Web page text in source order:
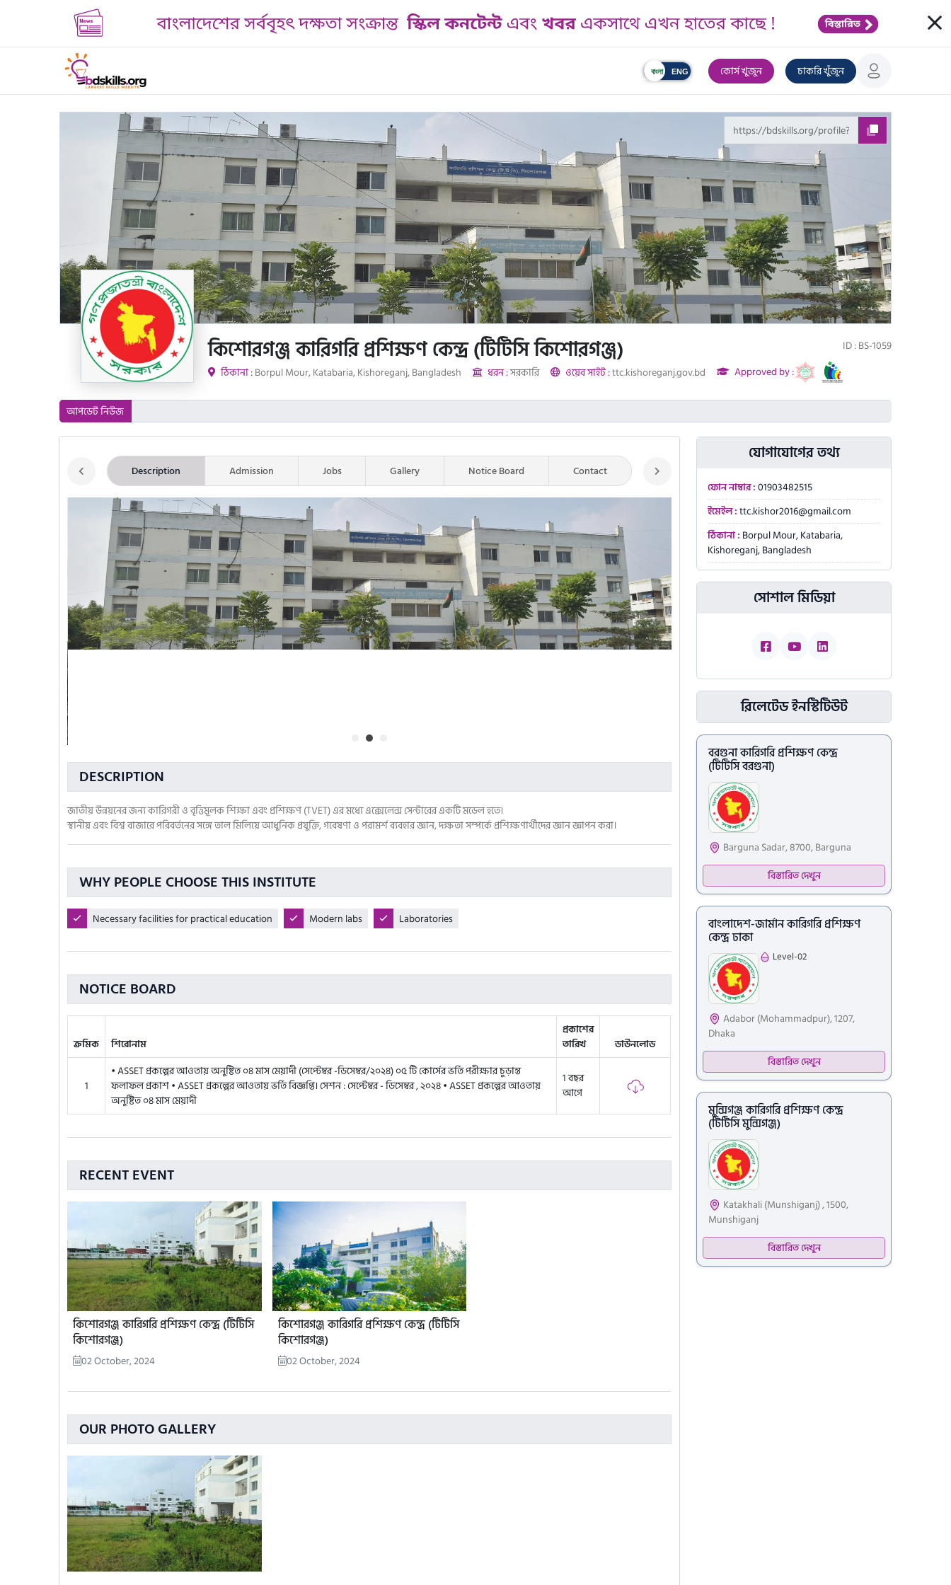
বাংলা ENG কোর্স খুজুন চাকরি খুঁজুন
কিশোরগঞ্জ কারিগরি প্রশিক্ষণ কেন্দ্র (টিটিসি কিশোরগঞ্জ)
ID : BS-1059
ঠিকানা :Borpul Mour, Katabaria, Kishoreganj, Bangladesh ধরন :সরকারি ওয়েব সাইট :ttc.kishoreganj.gov.bd Approved by :
আপডেট নিউজ
Description Admission Jobs Gallery Notice Board Contact
DESCRIPTION
জাতীয় উন্নয়নের জন্য কারিগরী ও বৃত্তিমূলক শিক্ষা এবং প্রশিক্ষণ (TVET) এর মধ্যে এক্সেলেন্স সেন্টারের একটি মডেল হতে।
স্থানীয় এবং বিশ্ব বাজারে পরিবর্তনের সঙ্গে তাল মিলিয়ে আধুনিক প্রযুক্তি, গবেষণা ও পরামর্শ ব্যবহার জ্ঞান, দক্ষতা সম্পর্কে প্রশিক্ষণার্থীদের জ্ঞান জ্ঞাপন করা।
WHY PEOPLE CHOOSE THIS INSTITUTE
Necessary facilities for practical education Modern labs Laboratories
NOTICE BOARD
ক্রমিক শিরোনাম
প্রকাশের
তারিখ
ডাউনলোড
1
• ASSET প্রকল্পের আওতায় অনুষ্টিত ০৪ মাস মেয়াদী (সেপ্টেম্বর -ডিসেম্বর/২০২৪) ০৫ টি কোর্সের ভর্তি পরীক্ষার চুড়ান্ত
ফলাফল প্রকাশ • ASSET প্রকল্পের আওতায় ভর্তি বিজ্ঞপ্তি। সেশন : সেপ্টেম্বর - ডিসেম্বর , ২০২৪ • ASSET প্রকল্পের আওতায়
অনুষ্টিত ০৪ মাস মেয়াদী
1 বছর
আগে
RECENT EVENT
কিশোরগঞ্জ কারিগরি প্রশিক্ষণ কেন্দ্র (টিটিসি
কিশোরগঞ্জ)
02 October, 2024
কিশোরগঞ্জ কারিগরি প্রশিক্ষণ কেন্দ্র (টিটিসি
কিশোরগঞ্জ)
02 October, 2024
OUR PHOTO GALLERY
যোগাযোগের তথ্য
ফোন নাম্বার :01903482515
ইমেইল :ttc.kishor2016@gmail.com
ঠিকানা : Borpul Mour, Katabaria,
Kishoreganj, Bangladesh
সোশাল মিডিয়া
রিলেটেড ইনস্টিটিউট
বরগুনা কারিগরি প্রশিক্ষণ কেন্দ্র
(টিটিসি বরগুনা)
Barguna Sadar, 8700, Barguna
বিস্তারিত দেখুন
বাংলাদেশ-জার্মান কারিগরি প্রশিক্ষণ
কেন্দ্র ঢাকা
Level-02
Adabor (Mohammadpur), 1207,
Dhaka
বিস্তারিত দেখুন
মুন্সিগঞ্জ কারিগরি প্রশিক্ষণ কেন্দ্র
(টিটিসি মুন্সিগঞ্জ)
Katakhali (Munshiganj) , 1500,
Munshiganj
বিস্তারিত দেখুন